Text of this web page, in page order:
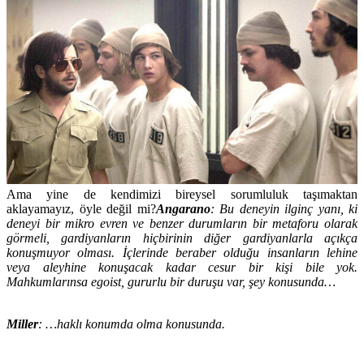
Ama yine de kendimizi bireysel sorumluluk taşımaktan
aklayamayız, öyle değil mi?Angarano: Bu deneyin ilginç yanı, ki
deneyi bir mikro evren ve benzer durumların bir metaforu olarak
görmeli, gardiyanların hiçbirinin diğer gardiyanlarla açıkça
konuşmuyor olması. İçlerinde beraber olduğu insanların lehine
veya aleyhine konuşacak kadar cesur bir kişi bile yok.
Mahkumlarınsa egoist, gururlu bir duruşu var, şey konusunda…
Miller: …haklı konumda olma konusunda.